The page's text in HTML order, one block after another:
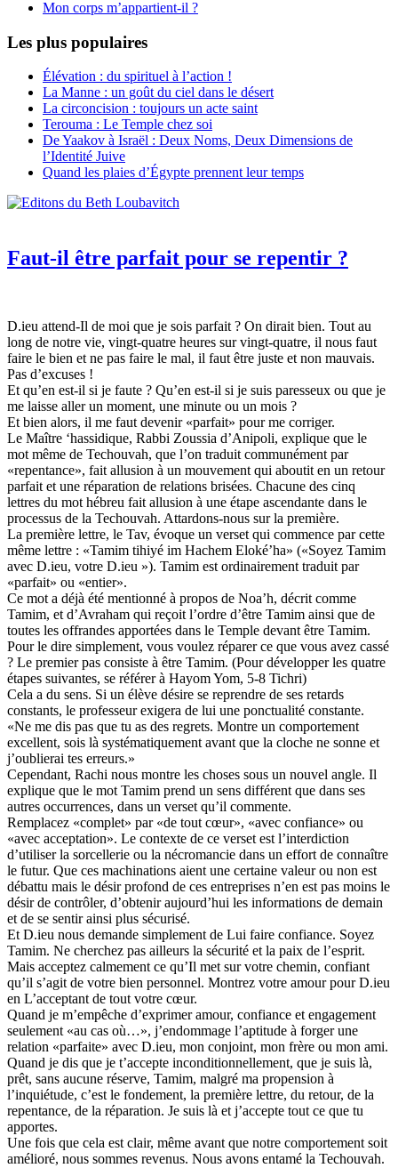
Mon corps m’appartient-il ?
Les plus populaires
Élévation : du spirituel à l’action !
La Manne : un goût du ciel dans le désert
La circoncision : toujours un acte saint
Terouma : Le Temple chez soi
De Yaakov à Israël : Deux Noms, Deux Dimensions de
l’Identité Juive
Quand les plaies d’Égypte prennent leur temps
Faut-il être parfait pour se repentir ?
D.ieu attend-Il de moi que je sois parfait ? On dirait bien. Tout au
long de notre vie, vingt-quatre heures sur vingt-quatre, il nous faut
faire le bien et ne pas faire le mal, il faut être juste et non mauvais.
Pas d’excuses !
Et qu’en est-il si je faute ? Qu’en est-il si je suis paresseux ou que je
me laisse aller un moment, une minute ou un mois ?
Et bien alors, il me faut devenir «parfait» pour me corriger.
Le Maître ‘hassidique, Rabbi Zoussia d’Anipoli, explique que le
mot même de Techouvah, que l’on traduit communément par
«repentance», fait allusion à un mouvement qui aboutit en un retour
parfait et une réparation de relations brisées. Chacune des cinq
lettres du mot hébreu fait allusion à une étape ascendante dans le
processus de la Techouvah. Attardons-nous sur la première.
La première lettre, le Tav, évoque un verset qui commence par cette
même lettre : «Tamim tihiyé im Hachem Eloké’ha» («Soyez Tamim
avec D.ieu, votre D.ieu »). Tamim est ordinairement traduit par
«parfait» ou «entier».
Ce mot a déjà été mentionné à propos de Noa’h, décrit comme
Tamim, et d’Avraham qui reçoit l’ordre d’être Tamim ainsi que de
toutes les offrandes apportées dans le Temple devant être Tamim.
Pour le dire simplement, vous voulez réparer ce que vous avez cassé
? Le premier pas consiste à être Tamim. (Pour développer les quatre
étapes suivantes, se référer à Hayom Yom, 5-8 Tichri)
Cela a du sens. Si un élève désire se reprendre de ses retards
constants, le professeur exigera de lui une ponctualité constante.
«Ne me dis pas que tu as des regrets. Montre un comportement
excellent, sois là systématiquement avant que la cloche ne sonne et
j’oublierai tes erreurs.»
Cependant, Rachi nous montre les choses sous un nouvel angle. Il
explique que le mot Tamim prend un sens différent que dans ses
autres occurrences, dans un verset qu’il commente.
Remplacez «complet» par «de tout cœur», «avec confiance» ou
«avec acceptation». Le contexte de ce verset est l’interdiction
d’utiliser la sorcellerie ou la nécromancie dans un effort de connaître
le futur. Que ces machinations aient une certaine valeur ou non est
débattu mais le désir profond de ces entreprises n’en est pas moins le
désir de contrôler, d’obtenir aujourd’hui les informations de demain
et de se sentir ainsi plus sécurisé.
Et D.ieu nous demande simplement de Lui faire confiance. Soyez
Tamim. Ne cherchez pas ailleurs la sécurité et la paix de l’esprit.
Mais acceptez calmement ce qu’Il met sur votre chemin, confiant
qu’il s’agit de votre bien personnel. Montrez votre amour pour D.ieu
en L’acceptant de tout votre cœur.
Quand je m’empêche d’exprimer amour, confiance et engagement
seulement «au cas où…», j’endommage l’aptitude à forger une
relation «parfaite» avec D.ieu, mon conjoint, mon frère ou mon ami.
Quand je dis que je t’accepte inconditionnellement, que je suis là,
prêt, sans aucune réserve, Tamim, malgré ma propension à
l’inquiétude, c’est le fondement, la première lettre, du retour, de la
repentance, de la réparation. Je suis là et j’accepte tout ce que tu
apportes.
Une fois que cela est clair, même avant que notre comportement soit
amélioré, nous sommes revenus. Nous avons entamé la Techouvah.